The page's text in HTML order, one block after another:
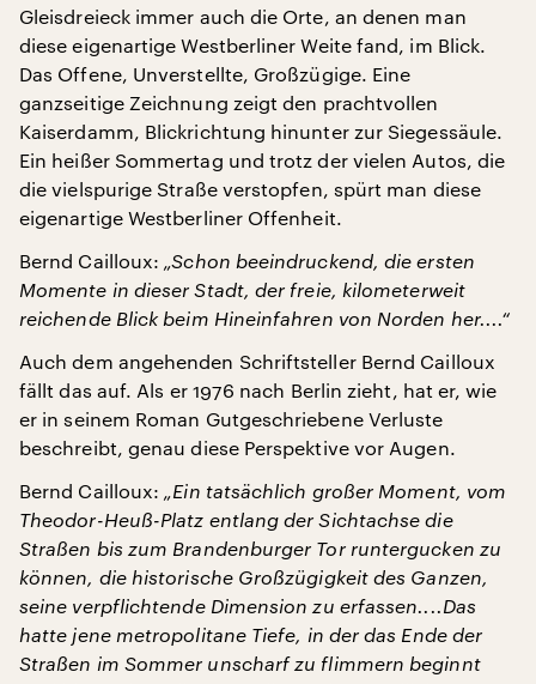
Gleisdreieck immer auch die Orte, an denen man
diese eigenartige Westberliner Weite fand, im Blick.
Das Offene, Unverstellte, Großzügige. Eine
ganzseitige Zeichnung zeigt den prachtvollen
Kaiserdamm, Blickrichtung hinunter zur Siegessäule.
Ein heißer Sommertag und trotz der vielen Autos, die
die vielspurige Straße verstopfen, spürt man diese
eigenartige Westberliner Offenheit.
Bernd Cailloux: „Schon beeindruckend, die ersten
Momente in dieser Stadt, der freie, kilometerweit
reichende Blick beim Hineinfahren von Norden her....“
Auch dem angehenden Schriftsteller Bernd Cailloux
fällt das auf. Als er 1976 nach Berlin zieht, hat er, wie
er in seinem Roman Gutgeschriebene Verluste
beschreibt, genau diese Perspektive vor Augen.
Bernd Cailloux: „Ein tatsächlich großer Moment, vom
Theodor-Heuß-Platz entlang der Sichtachse die
Straßen bis zum Brandenburger Tor runtergucken zu
können, die historische Großzügigkeit des Ganzen,
seine verpflichtende Dimension zu erfassen....Das
hatte jene metropolitane Tiefe, in der das Ende der
Straßen im Sommer unscharf zu flimmern beginnt